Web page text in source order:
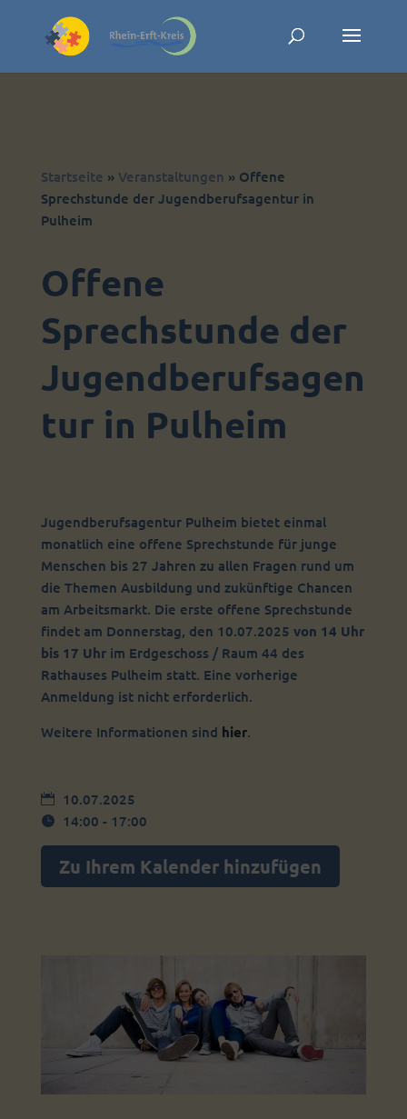
Startseite » Veranstaltungen » Offene
Sprechstunde der Jugendberufsagentur in
Pulheim
Offene
Sprechstunde der
Jugendberufsagen
tur in Pulheim
Jugendberufsagentur Pulheim bietet einmal
monatlich eine offene Sprechstunde für junge
Menschen bis 27 Jahren zu allen Fragen rund um
die Themen Ausbildung und zukünftige Chancen
am Arbeitsmarkt. Die erste offene Sprechstunde
findet am Donnerstag, den 10.07.2025 von 14 Uhr
bis 17 Uhrim Erdgeschoss / Raum 44 des
Rathauses Pulheim statt. Eine vorherige
Anmeldung ist nicht erforderlich.
Weitere Informationen sind hier.
10.07.2025
14:00 - 17:00
Zu Ihrem Kalender hinzufügen